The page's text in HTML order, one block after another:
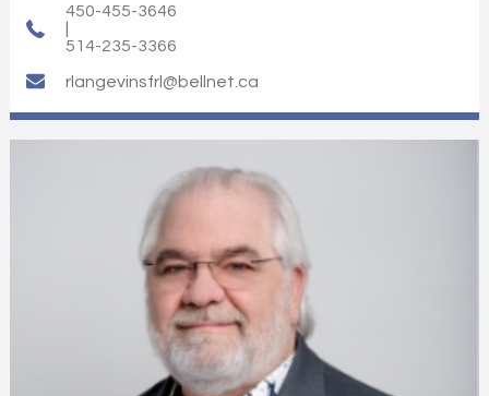
450-455-3646
514-235-3366
rlangevinsfrl@bellnet.ca